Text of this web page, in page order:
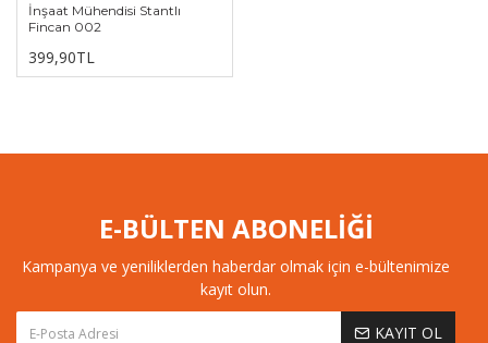
İnşaat Mühendisi Stantlı
Fincan 002
399,90TL
E-BÜLTEN ABONELİĞİ
Kampanya ve yeniliklerden haberdar olmak için e-bültenimize
kayıt olun.
KAYIT OL